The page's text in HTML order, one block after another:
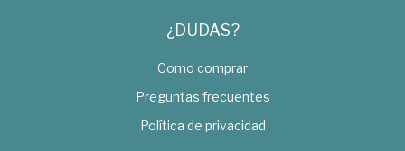
¿DUDAS?
Como comprar
Preguntas frecuentes
Política de privacidad